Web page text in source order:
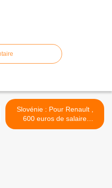
Slovénie : Pour Renault ,
600 euros de salaire
minimum mensuel c'est trop